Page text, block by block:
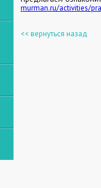
murman.ru/activities/
<< вернуться назад